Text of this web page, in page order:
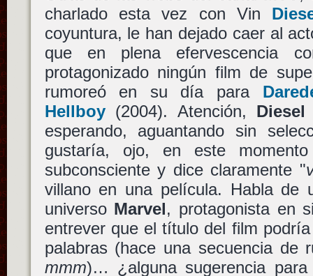
charlado esta vez con Vin
coyuntura, le han dejado caer al
que en plena efervescencia
protagonizado ningún film de
rumoreó en su día para
Hellboy(2004). Atención, Diesel
esperando, aguantando sin
gustaría, ojo, en este
subconsciente y dice claramente "
villano en una película. Habla de
universo Marvel, protagonista en
entrever que el título del film
palabras (hace una secuencia de
mmm)… ¿alguna sugerencia